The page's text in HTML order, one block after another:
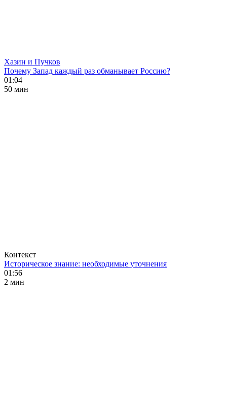
Хазин и Пучков
Почему Запад каждый раз обманывает Россию?
01:04
50 мин
Контекст
Историческое знание: необходимые уточнения
01:56
2 мин